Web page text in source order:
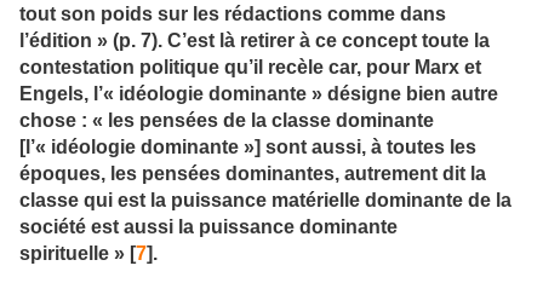
tout son poids sur les rédactions comme dans
l’édition » (p. 7). C’est là retirer à ce concept toute la
contestation politique qu’il recèle car, pour Marx et
Engels, l’« idéologie dominante » désigne bien autre
chose : « les pensées de la classe dominante
[l’« idéologie dominante »] sont aussi, à toutes les
époques, les pensées dominantes, autrement dit la
classe qui est la puissance matérielle dominante de la
société est aussi la puissance dominante
spirituelle » [7].